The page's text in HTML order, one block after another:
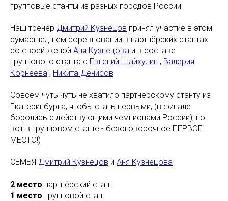
групповые станты из разных городов России
Наш тренер Дмитрий Кузнецов принял участие в этом
сумасшедшем соревновании в партнёрских стантах
со своей женой Аня Кузнецова и в составе
группового станта с Евгений Шайхулин , Валерия
Корнеева , Никита Денисов
Совсем чуть чуть не хватило партнерскому станту из
Екатеринбурга, чтобы стать первыми, (в финале
боролись с действующими чемпионами России), но
вот в групповом станте - безоговорочное ПЕРВОЕ
МЕСТО!)
СЕМЬЯ Дмитрий Кузнецов и Аня Кузнецова
2 место партнёрский стант
1 место групповой стант